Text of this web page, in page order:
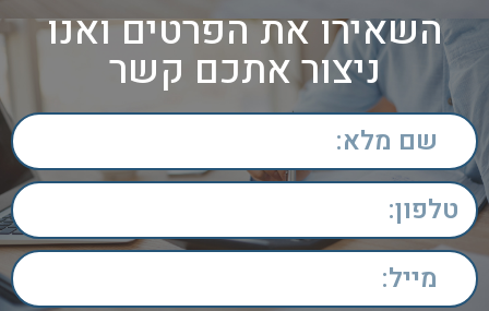
השאירו את הפרטים ואנו
ניצור אתכם קשר​